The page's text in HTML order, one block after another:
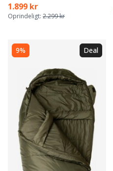
1.899 kr
Oprindeligt: 2.299 kr
9% Deal